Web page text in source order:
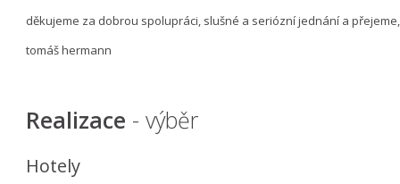
děkujeme za dobrou spolupráci, slušné a seriózní jednání a
tomáš hermann
Realizace - výběr
Hotely